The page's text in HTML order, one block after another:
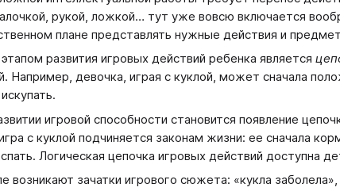
рукой, ложкой… тут уже вовсю включается
плане представлять нужные действия и
развития игровых действий ребенка является
Например, девочка, играя с куклой, может сначала
игровой способности становится появление
с куклой подчиняется законам жизни: ее сначала
Логическая цепочка игровых действий доступна
возникают зачатки игрового сюжета: «кукла